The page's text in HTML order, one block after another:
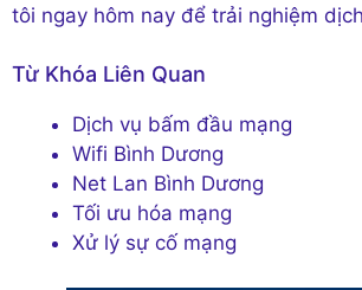
tôi ngay hôm nay để trải nghiệm
Từ Khóa Liên Quan
Dịch vụ bấm đầu mạng
Wifi Bình Dương
Net Lan Bình Dương
Tối ưu hóa mạng
Xử lý sự cố mạng